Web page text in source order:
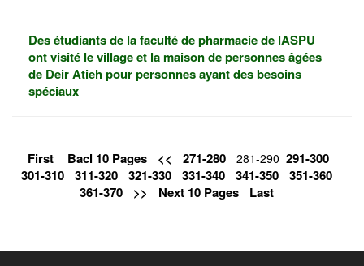
Des étudiants de la faculté de pharmacie de lASPU
ont visité le village et la maison de personnes âgées
de Deir Atieh pour personnes ayant des besoins
spéciaux
First Bacl 10 Pages << 271-280 281-290 291-300
301-310 311-320 321-330 331-340 341-350 351-360
361-370
>> Next 10 Pages Last